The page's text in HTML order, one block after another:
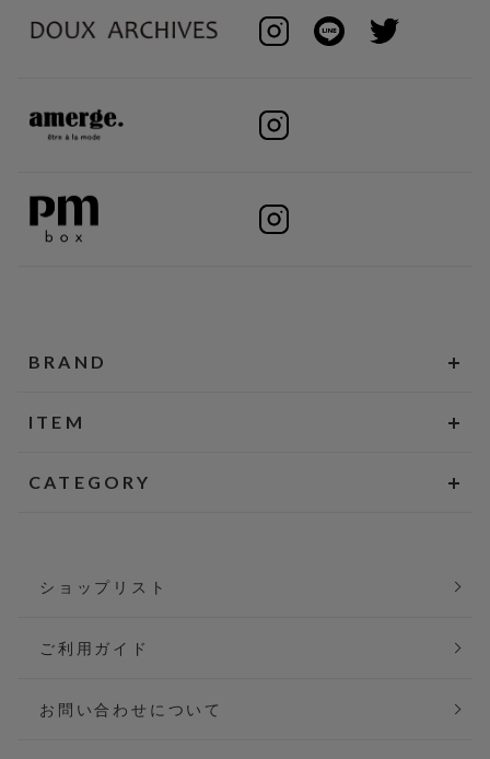
BRAND
ITEM
CATEGORY
ショップリスト
ご利用ガイド
お問い合わせについて